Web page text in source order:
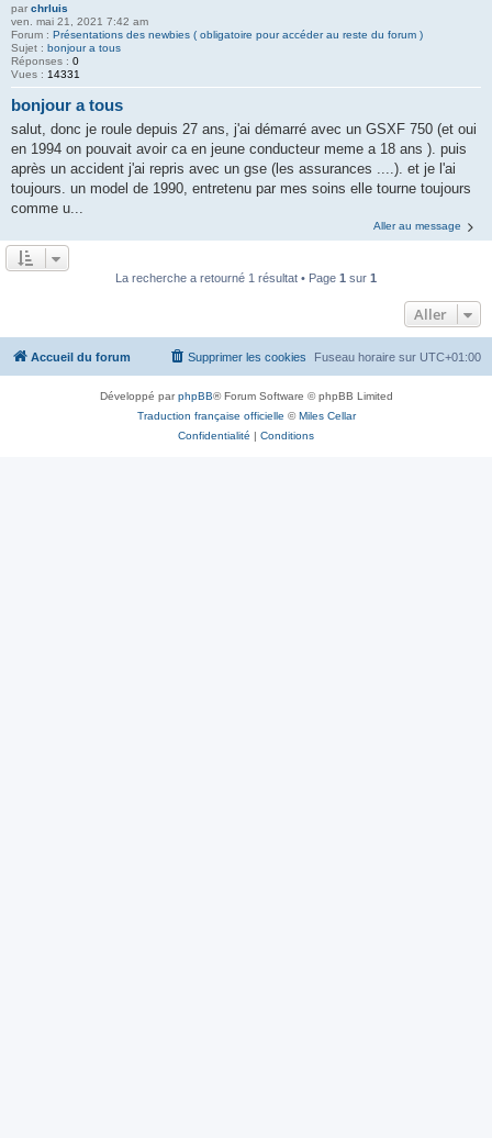
par chrluis
ven. mai 21, 2021 7:42 am
Forum : Présentations des newbies ( obligatoire pour accéder au reste du forum )
Sujet : bonjour a tous
Réponses : 0
Vues : 14331
bonjour a tous
salut, donc je roule depuis 27 ans, j'ai démarré avec un GSXF 750 (et oui
en 1994 on pouvait avoir ca en jeune conducteur meme a 18 ans ). puis
après un accident j'ai repris avec un gse (les assurances ....). et je l'ai
toujours. un model de 1990, entretenu par mes soins elle tourne toujours
comme u...
Aller au message
La recherche a retourné 1 résultat • Page 1 sur 1
Aller
Accueil du forum Fuseau horaire sur UTC+01:00
Supprimer les cookies
Développé parphpBB® Forum Software © phpBB Limited
Traduction française officielle ©Miles Cellar
Confidentialité | Conditions